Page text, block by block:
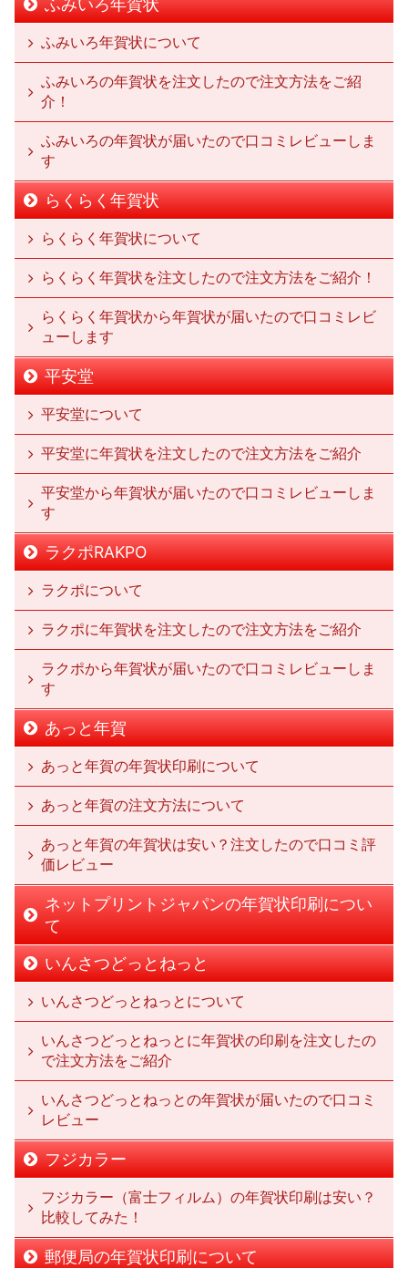
ふみいろ年賀状
ふみいろ年賀状について
ふみいろの年賀状を注文したので注文方法をご紹
介！
ふみいろの年賀状が届いたので口コミレビューしま
す
らくらく年賀状
らくらく年賀状について
らくらく年賀状を注文したので注文方法をご紹介！
らくらく年賀状から年賀状が届いたので口コミレビ
ューします
平安堂
平安堂について
平安堂に年賀状を注文したので注文方法をご紹介
平安堂から年賀状が届いたので口コミレビューしま
す
ラクポRAKPO
ラクポについて
ラクポに年賀状を注文したので注文方法をご紹介
ラクポから年賀状が届いたので口コミレビューしま
す
あっと年賀
あっと年賀の年賀状印刷について
あっと年賀の注文方法について
あっと年賀の年賀状は安い？注文したので口コミ評
価レビュー
ネットプリントジャパンの年賀状印刷につい
て
いんさつどっとねっと
いんさつどっとねっとについて
いんさつどっとねっとに年賀状の印刷を注文したの
で注文方法をご紹介
いんさつどっとねっとの年賀状が届いたので口コミ
レビュー
フジカラー
フジカラー（富士フィルム）の年賀状印刷は安い？
比較してみた！
郵便局の年賀状印刷について